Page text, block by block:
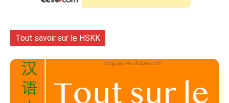
Tout savoir sur le HSKK